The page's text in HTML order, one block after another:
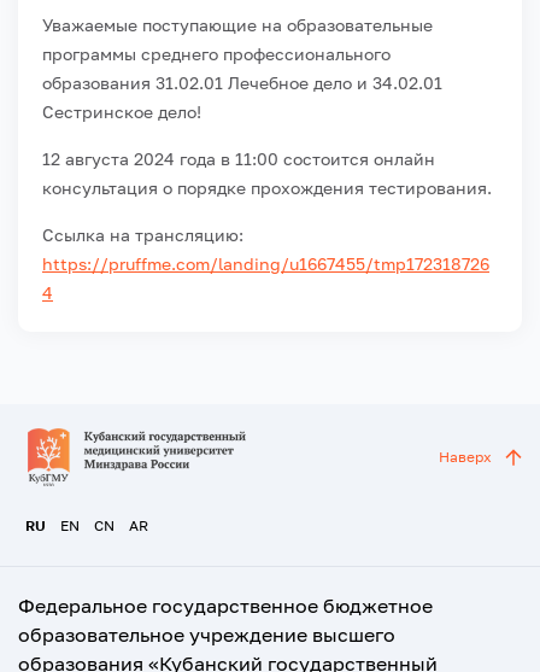
Уважаемые поступающие на образовательные
программы среднего профессионального
образования 31.02.01 Лечебное дело и 34.02.01
Сестринское дело!
12 августа 2024 года в 11:00 состоится онлайн
консультация о порядке прохождения тестирования.
Ссылка на трансляцию:
https://pruffme.com/landing/u1667455/tmp172318726
4
RU EN CN AR
Наверх
Федеральное государственное бюджетное
образовательное учреждение высшего
образования «Кубанский государственный